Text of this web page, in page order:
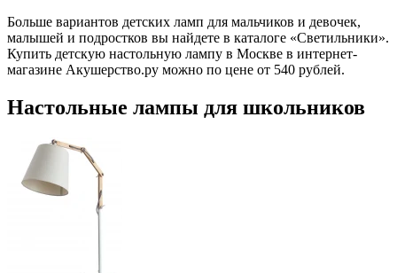
Больше вариантов детских ламп для мальчиков и девочек,
малышей и подростков вы найдете в каталоге «Светильники».
Купить детскую настольную лампу в Москве в интернет-
магазине Акушерство.ру можно по цене от 540 рублей.
Настольные лампы для школьников